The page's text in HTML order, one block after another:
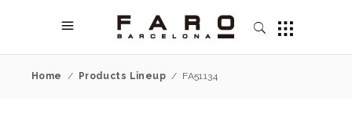
Home / Products Lineup / FA51134